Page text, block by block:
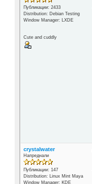
Публикации: 2433
Distribution: Debian Testing
Window Manager: LXDE
Cute and cuddly
crystalwater
Напреднали
Публикации: 147
Distribution: Linux Mint Maya
Window Manager: KDE